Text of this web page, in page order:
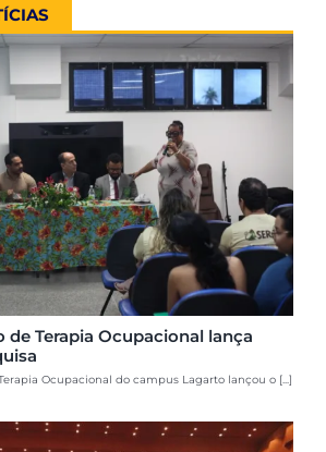
de Terapia Ocupacional lança
Ocupacional do campus Lagarto lançou o [...]